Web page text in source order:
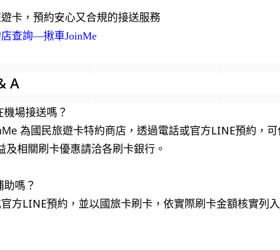
卡，預約安心又合規的接送服務
查詢—揪車JoinMe
A
場接送嗎？
為國民旅遊卡特約商店，透過電話或官方LINE預約，
及相關刷卡優惠請洽各刷卡銀行。
嗎？
方LINE預約，並以國旅卡刷卡，依實際刷卡金額核實列入